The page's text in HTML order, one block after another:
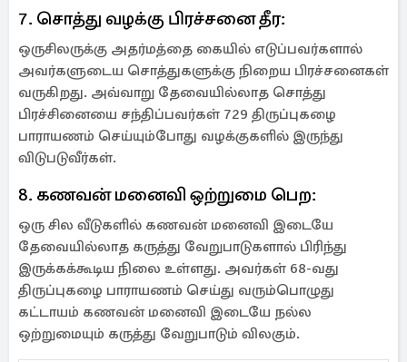
7. சொத்து வழக்கு பிரச்சனை தீர:
ஒருசிலருக்கு அதர்மத்தை கையில் எடுப்பவர்களால்
அவர்களுடைய சொத்துகளுக்கு நிறைய பிரச்சனைகள்
வருகிறது. அவ்வாறு தேவையில்லாத சொத்து
பிரச்சினையை சந்திப்பவர்கள் 729 திருப்புகழை
பாராயணம் செய்யும்போது வழக்குகளில் இருந்து
விடுபடுவீர்கள்.
8. கணவன் மனைவி ஒற்றுமை பெற:
ஒரு சில வீடுகளில் கணவன் மனைவி இடையே
தேவையில்லாத கருத்து வேறுபாடுகளால் பிரிந்து
இருக்கக்கூடிய நிலை உள்ளது. அவர்கள் 68-வது
திருப்புகழை பாராயணம் செய்து வரும்பொழுது
கட்டாயம் கணவன் மனைவி இடையே நல்ல
ஒற்றுமையும் கருத்து வேறுபாடும் விலகும்.